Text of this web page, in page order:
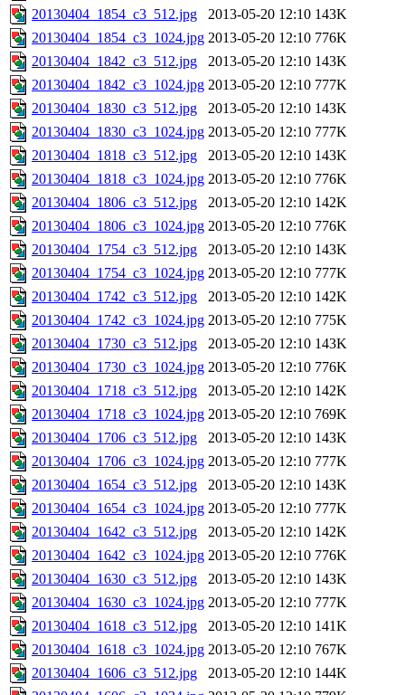
20130404_1854_c3_512.jpg
2013-05-20 12:10 143K
20130404_1854_c3_1024.jpg 2013-05-20 12:10 776K
20130404_1842_c3_512.jpg
2013-05-20 12:10 143K
20130404_1842_c3_1024.jpg 2013-05-20 12:10 777K
20130404_1830_c3_512.jpg
2013-05-20 12:10 143K
20130404_1830_c3_1024.jpg 2013-05-20 12:10 777K
20130404_1818_c3_512.jpg
2013-05-20 12:10 143K
20130404_1818_c3_1024.jpg 2013-05-20 12:10 776K
20130404_1806_c3_512.jpg
2013-05-20 12:10 142K
20130404_1806_c3_1024.jpg 2013-05-20 12:10 776K
20130404_1754_c3_512.jpg
2013-05-20 12:10 143K
20130404_1754_c3_1024.jpg 2013-05-20 12:10 777K
20130404_1742_c3_512.jpg
2013-05-20 12:10 142K
20130404_1742_c3_1024.jpg 2013-05-20 12:10 775K
20130404_1730_c3_512.jpg
2013-05-20 12:10 143K
20130404_1730_c3_1024.jpg 2013-05-20 12:10 776K
20130404_1718_c3_512.jpg
2013-05-20 12:10 142K
20130404_1718_c3_1024.jpg 2013-05-20 12:10 769K
20130404_1706_c3_512.jpg
2013-05-20 12:10 143K
20130404_1706_c3_1024.jpg 2013-05-20 12:10 777K
20130404_1654_c3_512.jpg
2013-05-20 12:10 143K
20130404_1654_c3_1024.jpg 2013-05-20 12:10 777K
20130404_1642_c3_512.jpg
2013-05-20 12:10 142K
20130404_1642_c3_1024.jpg 2013-05-20 12:10 776K
20130404_1630_c3_512.jpg
2013-05-20 12:10 143K
20130404_1630_c3_1024.jpg 2013-05-20 12:10 777K
20130404_1618_c3_512.jpg
2013-05-20 12:10 141K
20130404_1618_c3_1024.jpg 2013-05-20 12:10 767K
20130404_1606_c3_512.jpg
2013-05-20 12:10 144K